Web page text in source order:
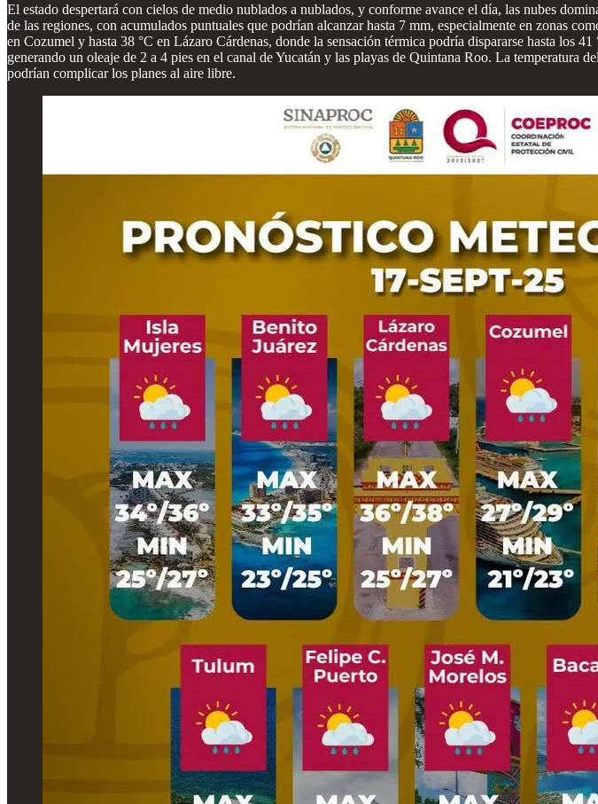
El estado despertará con cielos de medio nublados a nublados, y conforme avance el día, las nubes
de las regiones, con acumulados puntuales que podrían alcanzar hasta 7 mm, especialmente en zonas
en Cozumel y hasta 38 °C en Lázaro Cárdenas, donde la sensación térmica podría dispararse hasta los
generando un oleaje de 2 a 4 pies en el canal de Yucatán y las playas de Quintana Roo. La temperatura
podrían complicar los planes al aire libre.